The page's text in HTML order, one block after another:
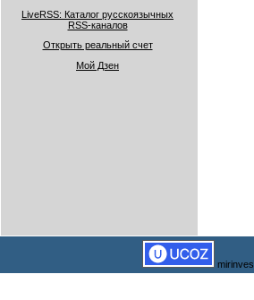
LiveRSS: Каталог русскоязычных
RSS-каналов
Открыть реальный счет
Мой Дзен